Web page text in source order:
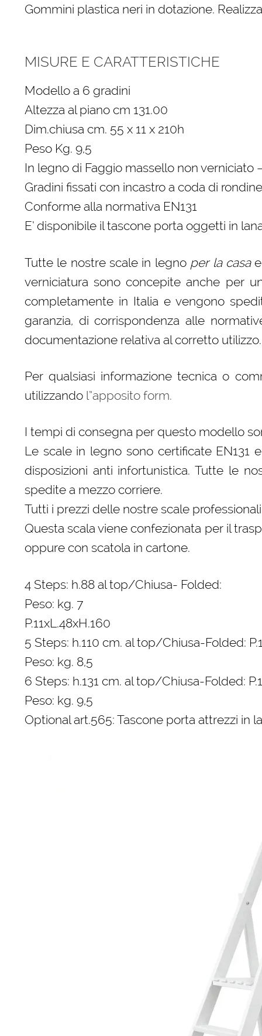
Gommini plastica neri in dotazione.
MISURE E CARATTERISTICHE
Modello a 6 gradini
Altezza al piano cm 131.00
Dim.chiusa cm. 55 x 11 x 210h
Peso Kg. 9,5
In legno di Faggio massello non verniciato
Gradini fissati con incastro a coda di
Conforme alla normativa EN131
E’ disponibile il tascone porta oggetti in
Tutte le nostre scale in legno per la casa
verniciatura sono concepite anche per
completamente in Italia e vengono
garanzia, di corrispondenza alle
documentazione relativa al corretto utilizzo.
Per qualsiasi informazione tecnica o
utilizzando l”apposito form.
I tempi di consegna per questo modello
Le scale in legno sono certificate EN131
disposizioni anti infortunistica. Tutte le
spedite a mezzo corriere.
Tutti i prezzi delle nostre scale
Questa scala viene confezionata per il
oppure con scatola in cartone.
4 Steps: h.88 al top/Chiusa- Folded:
Peso: kg. 7
P.11xL.48xH.160
5 Steps: h.110 cm. al top/Chiusa-Folded:
Peso: kg. 8,5
6 Steps: h.131 cm. al top/Chiusa-Folded:
Peso: kg. 9,5
Optional art.565: Tascone porta attrezzi in